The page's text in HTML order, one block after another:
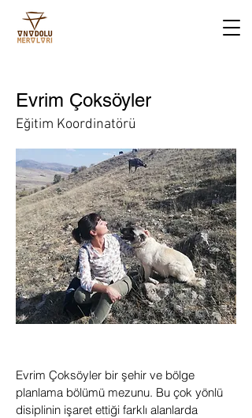
Evrim Çoksöyler
Eğitim Koordinatörü
Evrim Çoksöyler bir şehir ve bölge
planlama bölümü mezunu. Bu çok yönlü
disiplinin işaret ettiği farklı alanlarda